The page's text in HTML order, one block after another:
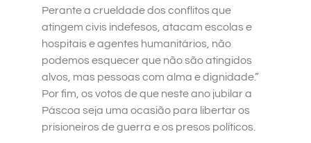
Perante a crueldade dos conflitos que
atingem civis indefesos, atacam escolas e
hospitais e agentes humanitários, não
podemos esquecer que não são atingidos
alvos, mas pessoas com alma e dignidade.”
Por fim, os votos de que neste ano jubilar a
Páscoa seja uma ocasião para libertar os
prisioneiros de guerra e os presos políticos.